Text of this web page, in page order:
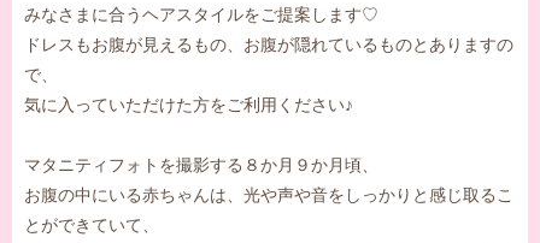
みなさまに合うヘアスタイルをご提案します♡
ドレスもお腹が見えるもの、お腹が隠れているものとありますの
で、
気に入っていただけた方をご利用ください♪
マタニティフォトを撮影する８か月９か月頃、
お腹の中にいる赤ちゃんは、光や声や音をしっかりと感じ取るこ
とができていて、